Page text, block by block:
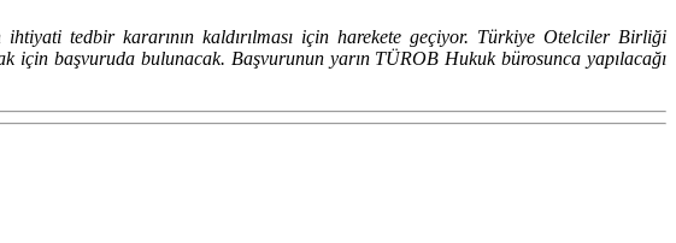
tedbir kararının kaldırılması için harekete geçiyor. Türkiye Otelciler Birliği
için başvuruda bulunacak. Başvurunun yarın TÜROB Hukuk bürosunca yapılacağı